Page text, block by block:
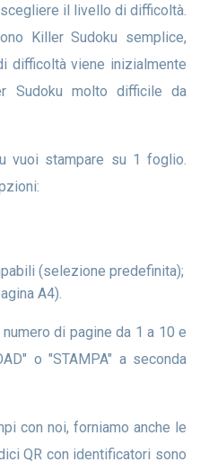
il livello di difficoltà.
Killer Sudoku semplice,
difficoltà viene inizialmente
Sudoku molto difficile da
(selezione predefinita);
A4).
o "STAMPA" a seconda
QR con identificatori sono